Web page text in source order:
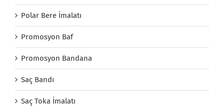
Polar Bere İmalatı
Promosyon Baf
Promosyon Bandana
Saç Bandı
Saç Toka İmalatı